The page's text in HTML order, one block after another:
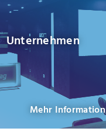
Unternehmen
Mehr Information